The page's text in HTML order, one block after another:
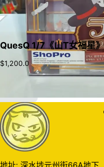
QuesQ 1/7《山T女福星
$1,200.0